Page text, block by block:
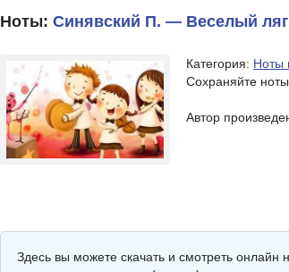
Ноты: Синявский П. — Веселый
Категория: Ноты
Сохраняйте
Автор
Здесь вы можете скачать и смотреть